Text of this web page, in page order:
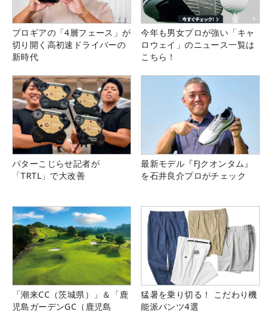
プロギアの「4層フェース」が
切り開く高初速ドライバーの
新時代
今年も男女プロが強い「キャ
ロウェイ」のニュース一覧は
こちら！
パターこじらせ記者が
「TRTL」で大改善
最新モデル『FJクオンタム』
を石井良介プロがチェック
「潮来CC（茨城県）」＆「鹿
児島ガーデンGC（鹿児島
猛暑を乗り切る！ こだわり機
能派パンツ4選